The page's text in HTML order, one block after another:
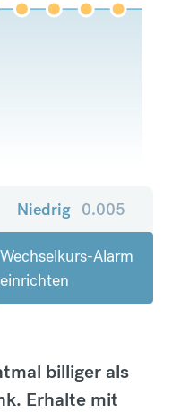
Niedrig 0.005
Wechselkurs-Alarm
einrichten
billiger als
Erhalte mit